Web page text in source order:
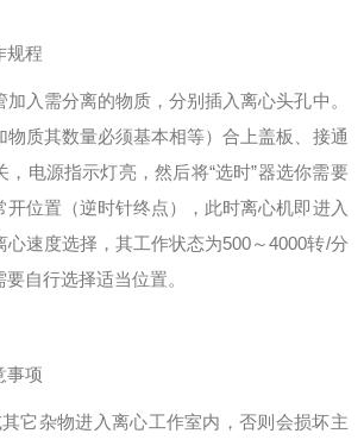
规程
入需分离的物质，分别插入离心头孔中。
物质其数量必须基本相等）合上盖板、接通
，电源指示灯亮，然后将“选时”器选你需要
开位置（逆时针终点），此时离心机即进入
心速度选择，其工作状态为500～4000转/分
自行选择适当位置。
事项
它杂物进入离心工作室内，否则会损坏主